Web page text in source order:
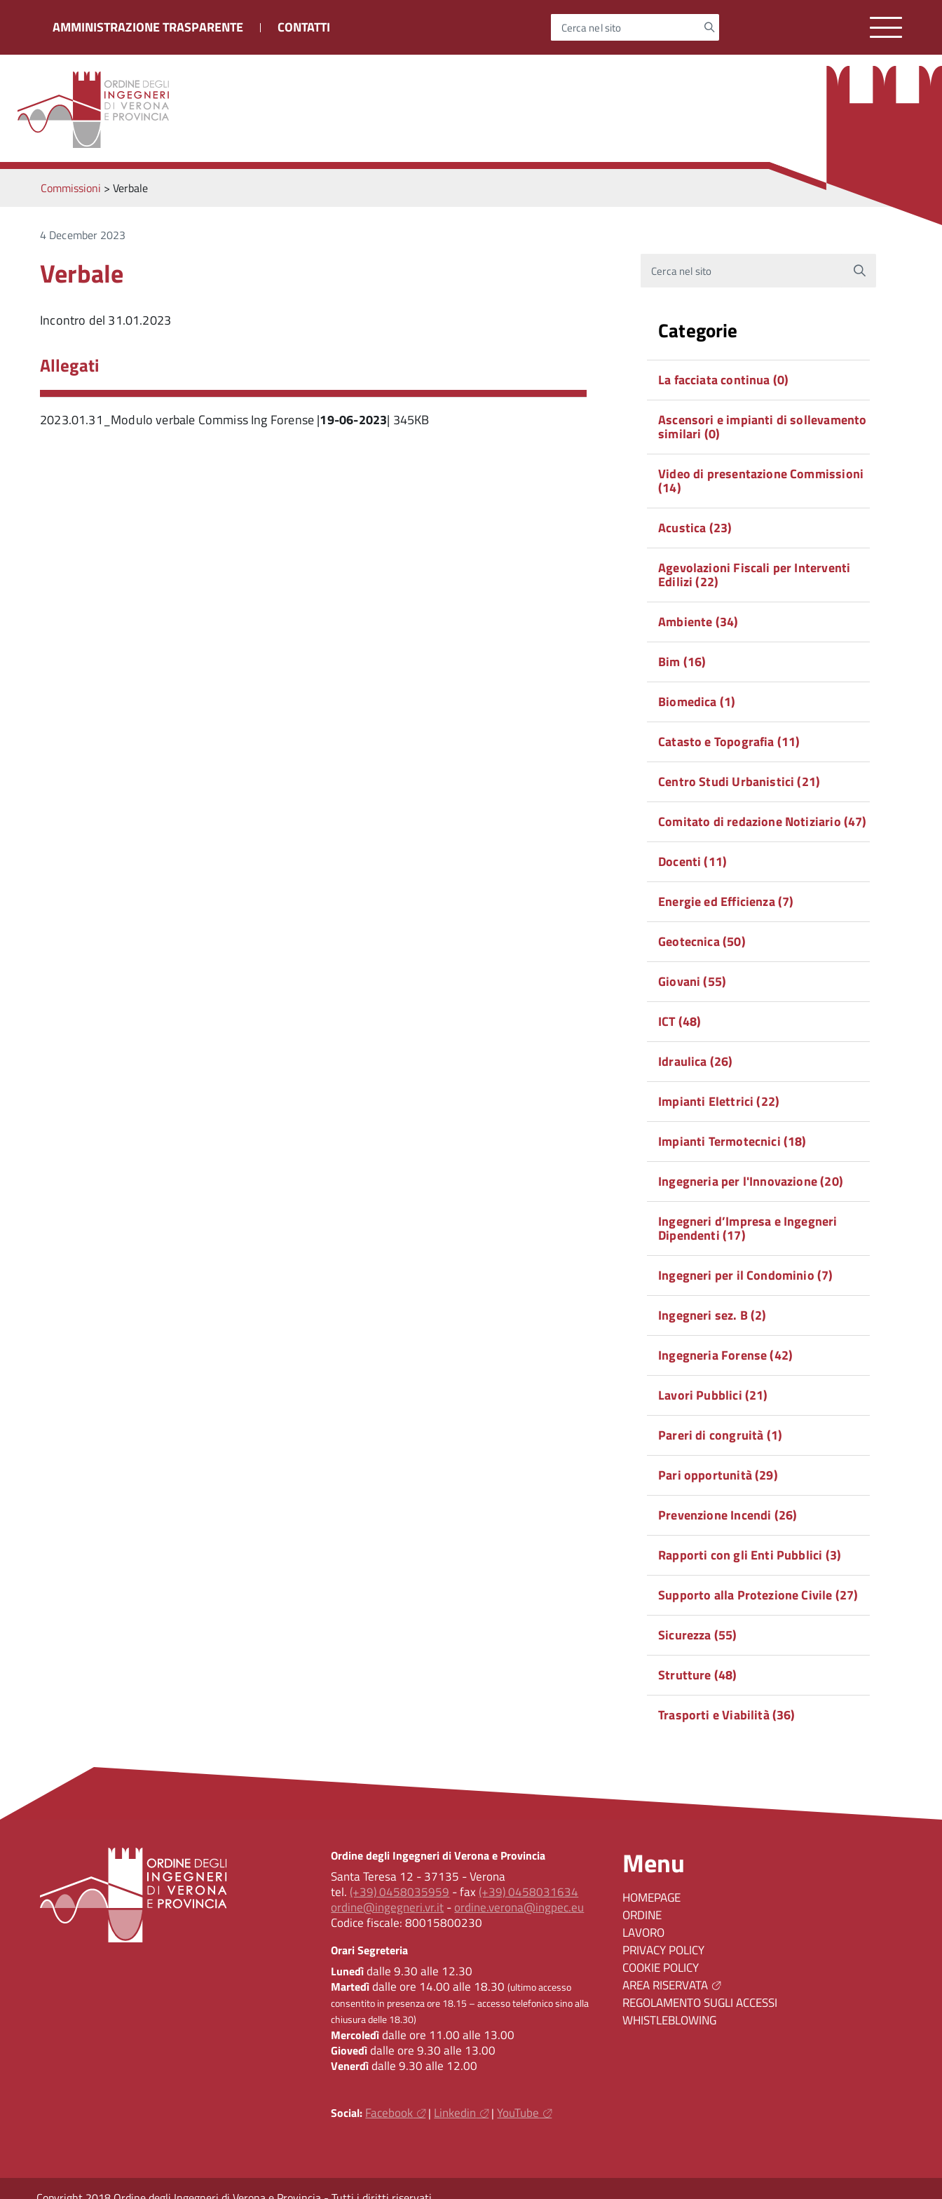
AMMINISTRAZIONE TRASPARENTE CONTATTI Cerca nel sito
Commissioni > Verbale
4 December 2023
Verbale
Incontro del 31.01.2023
Allegati
2023.01.31_Modulo verbale Commiss Ing Forense |19-06-2023| 345KB
Cerca nel sito
Categorie
La facciata continua (0)
Ascensori e impianti di sollevamento
similari (0)
Video di presentazione Commissioni
(14)
Acustica (23)
Agevolazioni Fiscali per Interventi
Edilizi (22)
Ambiente (34)
Bim (16)
Biomedica (1)
Catasto e Topografia (11)
Centro Studi Urbanistici (21)
Comitato di redazione Notiziario (47)
Docenti (11)
Energie ed Efficienza (7)
Geotecnica (50)
Giovani (55)
ICT (48)
Idraulica (26)
Impianti Elettrici (22)
Impianti Termotecnici (18)
Ingegneria per l'Innovazione (20)
Ingegneri d’Impresa e Ingegneri
Dipendenti (17)
Ingegneri per il Condominio (7)
Ingegneri sez. B (2)
Ingegneria Forense (42)
Lavori Pubblici (21)
Pareri di congruità (1)
Pari opportunità (29)
Prevenzione Incendi (26)
Rapporti con gli Enti Pubblici (3)
Supporto alla Protezione Civile (27)
Sicurezza (55)
Strutture (48)
Trasporti e Viabilità (36)
Ordine degli Ingegneri di Verona e Provincia
Santa Teresa 12 - 37135 - Verona
tel. (+39) 0458035959 - fax (+39) 0458031634
ordine@ingegneri.vr.it-ordine.verona@ingpec.eu
Codice fiscale:80015800230
Orari Segreteria
Lunedìdalle 9.30 alle 12.30
Martedìdalle ore 14.00 alle 18.30(ultimo accesso
consentito in presenza ore 18.15 – accesso telefonico sino alla
chiusura delle 18.30)
Mercoledìdalle ore 11.00 alle 13.00
Giovedìdalle ore 9.30 alle 13.00
Venerdìdalle 9.30 alle 12.00
Social: Facebook | Linkedin |YouTube
Menu
HOMEPAGE
ORDINE
LAVORO
PRIVACY POLICY
COOKIE POLICY
AREA RISERVATA
REGOLAMENTO SUGLI ACCESSI
WHISTLEBLOWING